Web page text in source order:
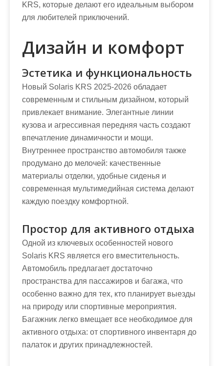
KRS, которые делают его идеальным выбором
для любителей приключений.
Дизайн и комфорт
Эстетика и функциональность
Новый Solaris KRS 2025-2026 обладает
современным и стильным дизайном, который
привлекает внимание. Элегантные линии
кузова и агрессивная передняя часть создают
впечатление динамичности и мощи.
Внутреннее пространство автомобиля также
продумано до мелочей: качественные
материалы отделки, удобные сиденья и
современная мультимедийная система делают
каждую поездку комфортной.
Простор для активного отдыха
Одной из ключевых особенностей нового
Solaris KRS является его вместительность.
Автомобиль предлагает достаточно
пространства для пассажиров и багажа, что
особенно важно для тех, кто планирует выезды
на природу или спортивные мероприятия.
Багажник легко вмещает все необходимое для
активного отдыха: от спортивного инвентаря до
палаток и других принадлежностей.